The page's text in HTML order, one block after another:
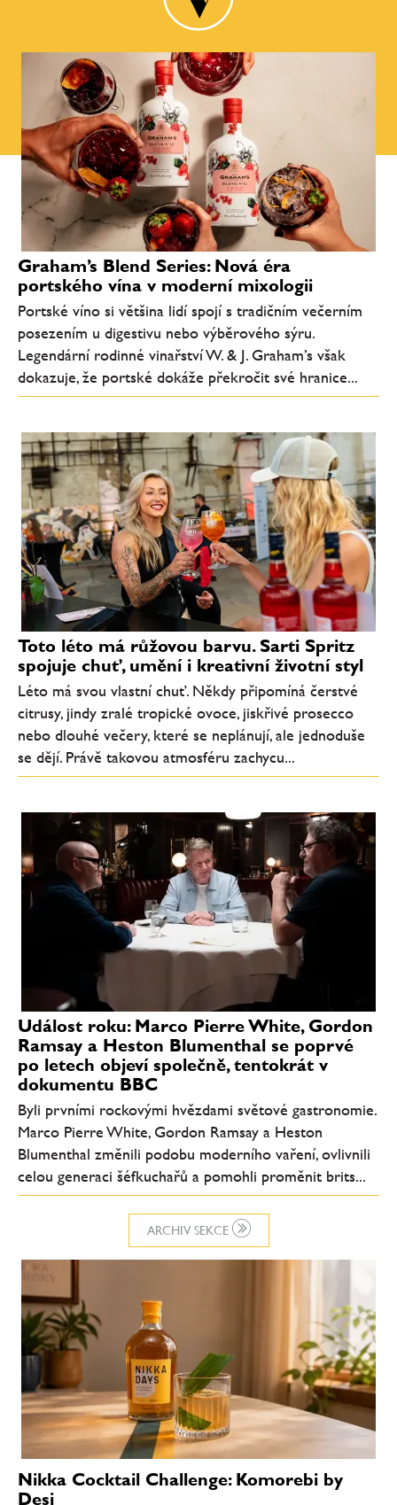
ARCHIV SEKCE
Graham’s Blend Series: Nová éra
portského vína v moderní mixologii
Portské víno si většina lidí spojí s tradičním večerním
posezením u digestivu nebo výběrového sýru.
Legendární rodinné vinařství W. & J. Graham’s však
dokazuje, že portské dokáže překročit své hranice...
Toto léto má růžovou barvu. Sarti Spritz
spojuje chuť, umění i kreativní životní styl
Léto má svou vlastní chuť. Někdy připomíná čerstvé
citrusy, jindy zralé tropické ovoce, jiskřivé prosecco
nebo dlouhé večery, které se neplánují, ale jednoduše
se dějí. Právě takovou atmosféru zachycu...
Událost roku: Marco Pierre White, Gordon
Ramsay a Heston Blumenthal se poprvé
po letech objeví společně, tentokrát v
dokumentu BBC
Byli prvními rockovými hvězdami světové gastronomie.
Marco Pierre White, Gordon Ramsay a Heston
Blumenthal změnili podobu moderního vaření, ovlivnili
celou generaci šéfkuchařů a pomohli proměnit brits...
Nikka Cocktail Challenge: Komorebi by
Desi